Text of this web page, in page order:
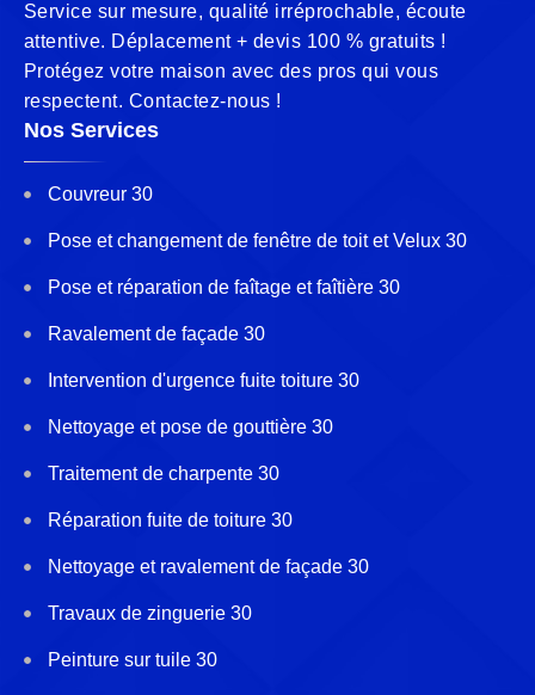
Service sur mesure, qualité irréprochable, écoute
attentive. Déplacement + devis 100 % gratuits !
Protégez votre maison avec des pros qui vous
respectent. Contactez-nous !
Nos Services
Couvreur 30
Pose et changement de fenêtre de toit et Velux 30
Pose et réparation de faîtage et faîtière 30
Ravalement de façade 30
Intervention d'urgence fuite toiture 30
Nettoyage et pose de gouttière 30
Traitement de charpente 30
Réparation fuite de toiture 30
Nettoyage et ravalement de façade 30
Travaux de zinguerie 30
Peinture sur tuile 30